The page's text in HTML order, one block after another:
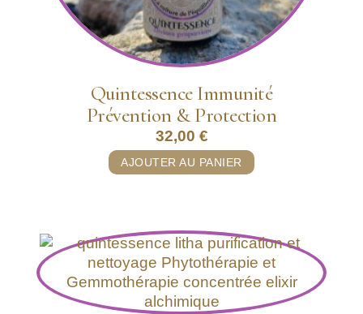
Quintessence Immunité
Prévention & Protection
32,00 €
AJOUTER AU PANIER